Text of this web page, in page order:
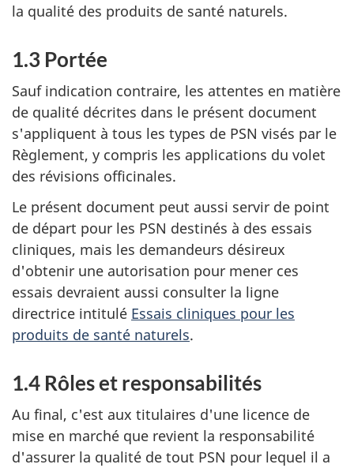
la qualité des produits de santé naturels.
1.3 Portée
Sauf indication contraire, les attentes en matière
de qualité décrites dans le présent document
s'appliquent à tous les types de PSN visés par le
Règlement, y compris les applications du volet
des révisions officinales.
Le présent document peut aussi servir de point
de départ pour les PSN destinés à des essais
cliniques, mais les demandeurs désireux
d'obtenir une autorisation pour mener ces
essais devraient aussi consulter la ligne
directrice intitulé Essais cliniques pour les
produits de santé naturels.
1.4 Rôles et responsabilités
Au final, c'est aux titulaires d'une licence de
mise en marché que revient la responsabilité
d'assurer la qualité de tout PSN pour lequel il a